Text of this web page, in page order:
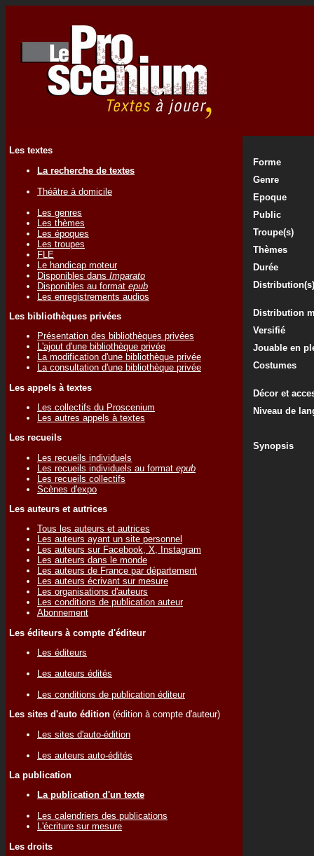
Les textes
La recherche de textes
Théâtre à domicile
Les genres
Les thèmes
Les époques
Les troupes
FLE
Le handicap moteur
Disponibles dans Imparato
Disponibles au format epub
Les enregistrements audios
Les bibliothèques privées
Présentation des bibliothèques privées
L'ajout d'une bibliothèque privée
La modification d'une bibliothèque privée
La consultation d'une bibliothèque privée
Les appels à textes
Les collectifs du Proscenium
Les autres appels à textes
Les recueils
Les recueils individuels
Les recueils individuels au format epub
Les recueils collectifs
Scènes d'expo
Les auteurs et autrices
Tous les auteurs et autrices
Les auteurs ayant un site personnel
Les auteurs sur Facebook, X, Instagram
Les auteurs dans le monde
Les auteurs de France par département
Les auteurs écrivant sur mesure
Les organisations d'auteurs
Les conditions de publication auteur
Abonnement
Les éditeurs à compte d'éditeur
Les éditeurs
Les auteurs édités
Les conditions de publication éditeur
Les sites d'auto édition (édition à compte d'auteur)
Les sites d'auto-édition
Les auteurs auto-édités
La publication
La publication d'un texte
Les calendriers des publications
L'écriture sur mesure
Les droits
Forme
Genre
Epoque
Public
Troupe(s)
Thèmes
Durée
Distribution(s)
Distribution
Versifié
Jouable en
Costumes
Décor et
Niveau de
Synopsis